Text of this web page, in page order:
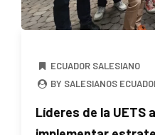
ECUADOR SALESIANO
BY SALESIANOS
Líderes de la UETS